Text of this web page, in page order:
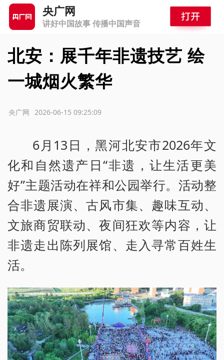
央广网
讲好中国故事 传播中国声音
北安：展千年非遗技艺 绘
一城烟火繁华
2026-06-15 09:25:09
央广网
6月13日，黑河北安市2026年文
化和自然遗产日“非遗，让生活更美
好”主题活动在祥和公园举行。活动整
合非遗展演、古风市集、趣味互动、
文旅商贸联动、夜间狂欢等内容，让
非遗走出陈列展馆、走入寻常百姓生
活。